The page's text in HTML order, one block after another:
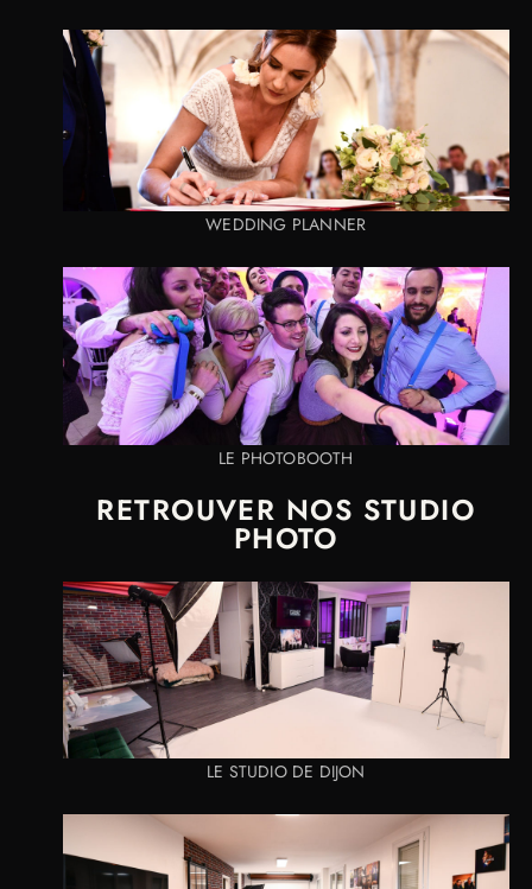
WEDDING PLANNER
LE PHOTOBOOTH
RETROUVER NOS STUDIO
PHOTO
LE STUDIO DE DIJON